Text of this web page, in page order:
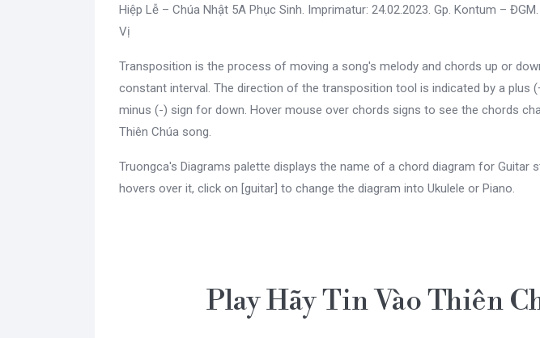
Hiệp Lễ – Chúa Nhật 5A Phục Sinh. Imprimatur: 24.02.2023. Gp. Kontum –
Vị
Transposition is the process of moving a song's melody and chords up or
constant interval. The direction of the transposition tool is indicated by a plus
minus (-) sign for down. Hover mouse over chords signs to see the chords
Thiên Chúa song.
Truongca's Diagrams palette displays the name of a chord diagram for Guitar
hovers over it, click on [guitar] to change the diagram into Ukulele or Piano.
Play Hãy Tin Vào Thiên